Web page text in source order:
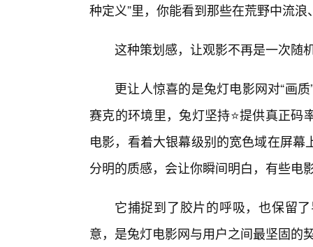
种定义”里，你能看到那些在荒野中流
这种策划感，让观影不再是一次随
更让人惊喜的是兔灯电影网对“画
赛克的环境里，兔灯坚持⭐提供真正
电影，看着大银幕级别的宽色域在屏
分明的质感，会让你瞬间明白，有些电
它捕捉到了胶片的呼吸，也保留
意，是兔灯电影网与用户之间最坚固的